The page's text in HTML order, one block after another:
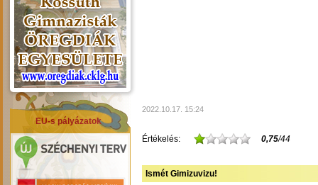
EU-s pályázatok
2022.10.17. 15:24
Értékelés: 0,75/44
Ismét Gimizuvizu!